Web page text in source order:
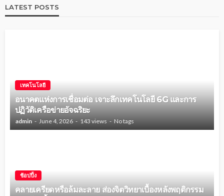
LATEST POSTS
เทคโนโลยี
อนาคตแห่งการเชื่อมต่อ เจาะลึกเทคโนโลยี 6G และการ
ปฏิวัติเครือข่ายอัจฉริยะ
admin June 4, 2026 143 views No tags
ช้อปปิ้ง
คลายเครียดหรือล้มละลาย ส่องจิตวิทยาเบื้องหลังพฤติกรรม